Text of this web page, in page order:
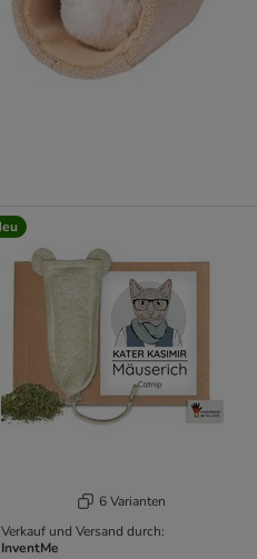
6 Varianten
Verkauf und Versand durch:
InventMe